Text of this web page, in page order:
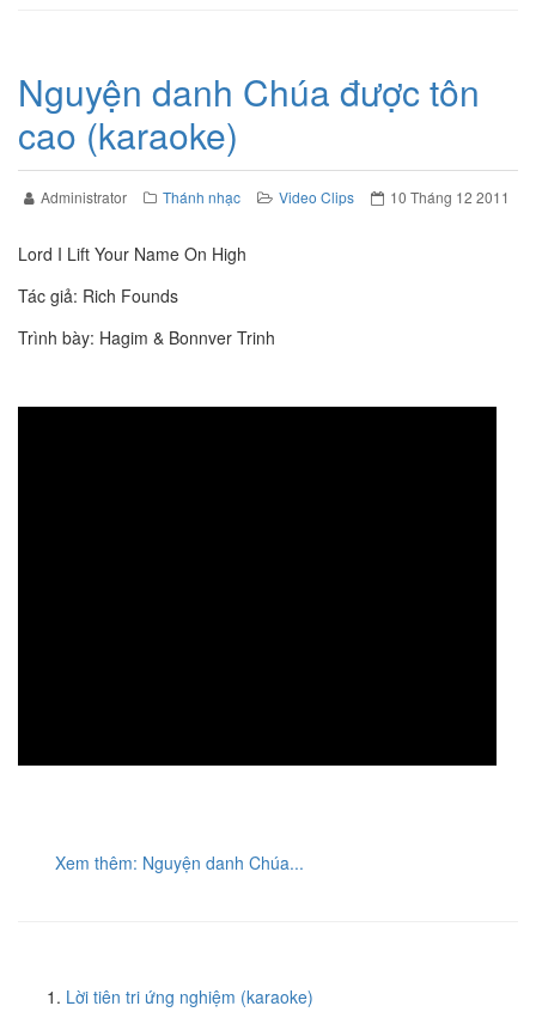
Nguyện danh Chúa được tôn
cao (karaoke)
Administrator Thánh nhạc Video Clips 10 Tháng 12 2011
Lord I Lift Your Name On High
Tác giả: Rich Founds
Trình bày: Hagim & Bonnver Trinh
Xem thêm: Nguyện danh Chúa...
Lời tiên tri ứng nghiệm (karaoke)